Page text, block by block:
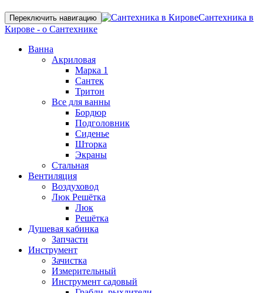
Переключить навигацию
Сантехника в
Кирове - о Сантехнике
Ванна
Акриловая
Марка 1
Сантек
Тритон
Все для ванны
Бордюр
Подголовник
Сиденье
Шторка
Экраны
Стальная
Вентиляция
Воздуховод
Люк Решётка
Люк
Решётка
Душевая кабинка
Запчасти
Инструмент
Зачистка
Измерительный
Инструмент садовый